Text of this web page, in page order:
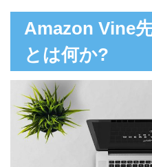
Amazon Vine
とは何か?